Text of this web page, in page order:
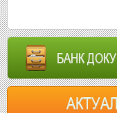
БАНК